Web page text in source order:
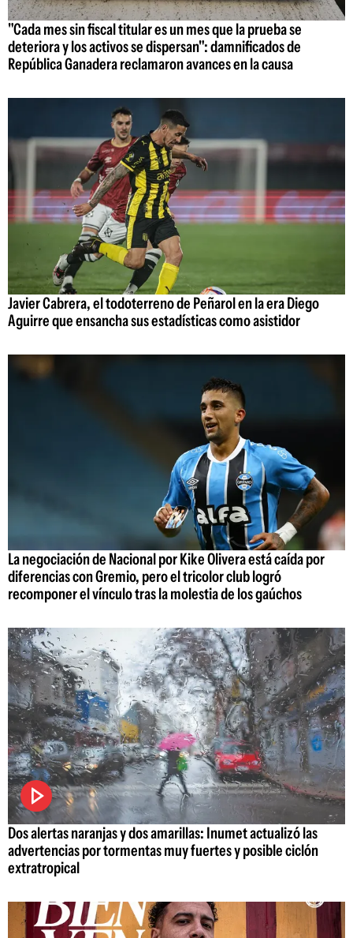
"Cada mes sin fiscal titular es un mes que la prueba se
deteriora y los activos se dispersan": damnificados de
República Ganadera reclamaron avances en la causa
Javier Cabrera, el todoterreno de Peñarol en la era Diego
Aguirre que ensancha sus estadísticas como asistidor
La negociación de Nacional por Kike Olivera está caída por
diferencias con Gremio, pero el tricolor club logró
recomponer el vínculo tras la molestia de los gaúchos
Dos alertas naranjas y dos amarillas: Inumet actualizó las
advertencias por tormentas muy fuertes y posible ciclón
extratropical